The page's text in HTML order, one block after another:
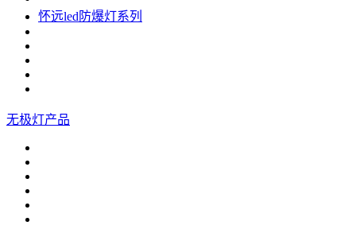
怀远led防爆灯系列
无极灯产品